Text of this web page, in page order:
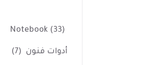
Notebook (33)
أدوات فنون (7)